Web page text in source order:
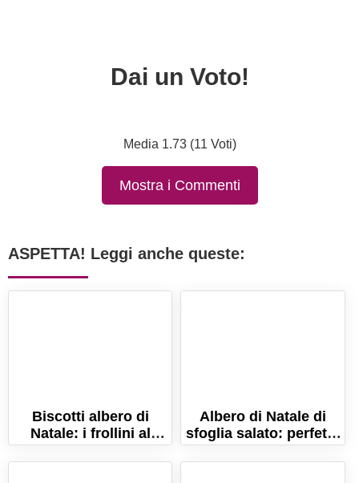
Dai un Voto!
Media 1.73 (11 Voti)
Mostra i Commenti
ASPETTA! Leggi anche queste:
Biscotti albero di
Natale: i frollini al
burro delle feste!
Albero di Natale di
sfoglia salato: perfetto
per l'aperitivo delle
feste!